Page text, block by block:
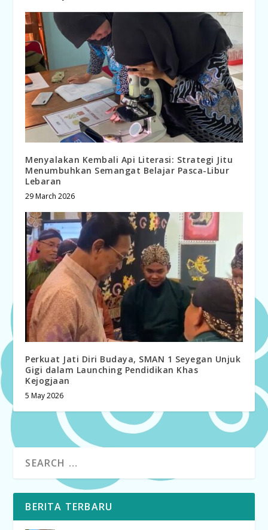
Menyalakan Kembali Api Literasi: Strategi Jitu
Menumbuhkan Semangat Belajar Pasca-Libur
Lebaran
29 March 2026
Perkuat Jati Diri Budaya, SMAN 1 Seyegan Unjuk
Gigi dalam Launching Pendidikan Khas
Kejogjaan
5 May 2026
BERITA TERBARU